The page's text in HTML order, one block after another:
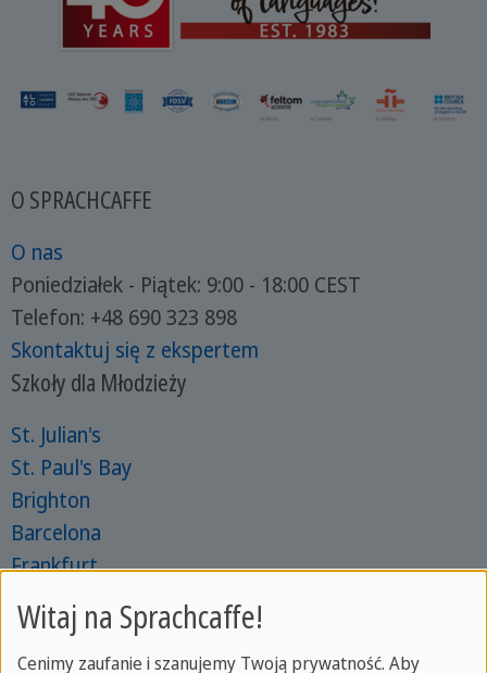
O SPRACHCAFFE
O nas
Poniedziałek - Piątek: 9:00 - 18:00 CEST
Telefon: +48 690 323 898
Skontaktuj się z ekspertem
Szkoły dla Młodzieży
St. Julian's
St. Paul's Bay
Brighton
Barcelona
Frankfurt
Szkoły dla dorosłych
St. Julian's
Witaj na Sprachcaffe!
Cenimy zaufanie i szanujemy Twoją prywatność. Aby